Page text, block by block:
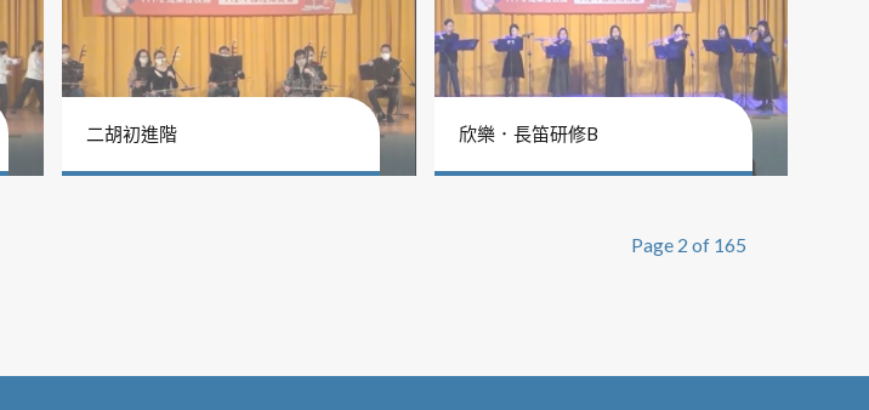
二胡初進階 欣樂．長笛研修B
Page 2 of 165